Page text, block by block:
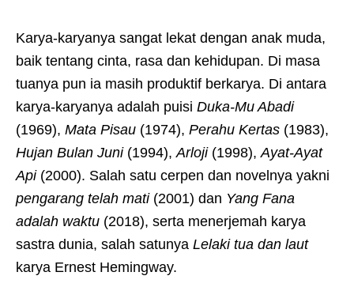
Karya-karyanya sangat lekat dengan anak muda,
baik tentang cinta, rasa dan kehidupan. Di masa
tuanya pun ia masih produktif berkarya. Di antara
karya-karyanya adalah puisi Duka-Mu Abadi
(1969), Mata Pisau (1974), Perahu Kertas (1983),
Hujan Bulan Juni(1994), Arloji(1998), Ayat-Ayat
Api(2000). Salah satu cerpen dan novelnya yakni
pengarang telah mati(2001) dan Yang Fana
adalah waktu (2018), serta menerjemah karya
sastra dunia, salah satunya Lelaki tua dan laut
karya Ernest Hemingway.